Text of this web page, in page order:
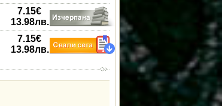
7.15€
13.98лв.
7.15€
13.98лв.